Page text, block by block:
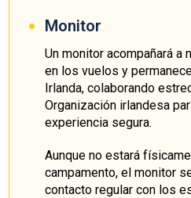
Monitor
Un monitor acompañará
en los vuelos y
Irlanda, colaborando
Organización irlandesa
experiencia segura.
Aunque no estará
campamento, el monitor
contacto regular con los